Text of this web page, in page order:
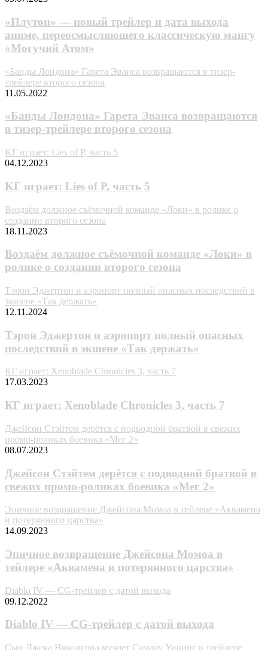
«Плутон» — новый трейлер и дата выхода
аниме, переосмысляющего классическую мангу
«Могучий Атом»
«Банды Лондона» Гарета Эванса возвращаются в тизер-
трейлере второго сезона
11.05.2022
«Банды Лондона» Гарета Эванса возвращаются
в тизер-трейлере второго сезона
KГ игpaeт: Lies of P, чacть 5
04.12.2023
KГ игpaeт: Lies of P, чacть 5
Воздаём должное съёмочной команде «Локи» в ролике о
создании второго сезона
18.11.2023
Воздаём должное съёмочной команде «Локи» в
ролике о создании второго сезона
Тэрон Эджертон и аэропорт полный опасных последствий в
экшене «Так держать»
12.11.2024
Тэрон Эджертон и аэропорт полный опасных
последствий в экшене «Так держать»
КГ играет: Xenoblade Chronicles 3, часть 7
17.03.2023
КГ играет: Xenoblade Chronicles 3, часть 7
Джейсон Стэйтем дерётся с подводной братвой в свежих
промо-роликах боевика «Мег 2»
08.07.2023
Джейсон Стэйтем дерётся с подводной братвой в
свежих промо-роликах боевика «Мег 2»
Эпичное возвращение Джейсона Момоа в тейлере «Аквамена
и потерянного царства»
14.09.2023
Эпичное возвращение Джейсона Момоа в
тейлере «Аквамена и потерянного царства»
Diablo IV — CG-трейлер с датой выхода
09.12.2022
Diablo IV — CG-трейлер с датой выхода
Сын Джека Николсона мучает Самару Уивинг в трейлере